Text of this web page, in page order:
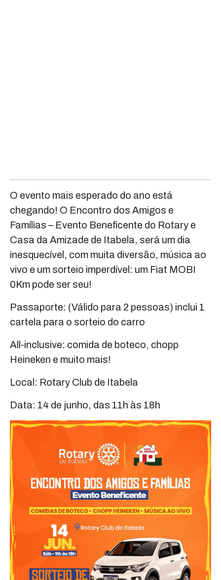
O evento mais esperado do ano está
chegando! O Encontro dos Amigos e
Famílias – Evento Beneficente do Rotary e
Casa da Amizade de Itabela, será um dia
inesquecível, com muita diversão, música ao
vivo e um sorteio imperdível: um Fiat MOBI
0Km pode ser seu!
Passaporte: (Válido para 2 pessoas) inclui 1
cartela para o sorteio do carro
All-inclusive: comida de boteco, chopp
Heineken e muito mais!
Local: Rotary Club de Itabela
Data: 14 de junho, das 11h às 18h